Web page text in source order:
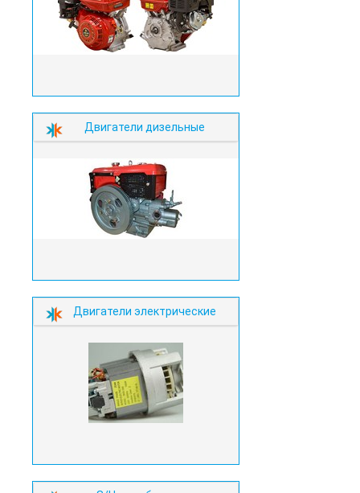
Двигатели дизельные
Двигатели электрические